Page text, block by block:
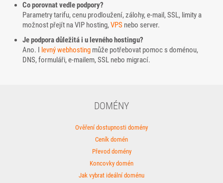
Co porovnat vedle podpory?
Parametry tarifu, cenu prodloužení, zálohy, e-mail, SSL, limity a
možnost přejít na VIP hosting,VPS nebo server.
Je podpora důležitá i u levného hostingu?
Ano. I levný webhosting může potřebovat pomoc s doménou,
DNS, formuláři, e-mailem, SSL nebo migrací.
DOMÉNY
Ověření dostupnosti domény
Ceník domén
Převod domény
Koncovky domén
Jak vybrat ideální doménu